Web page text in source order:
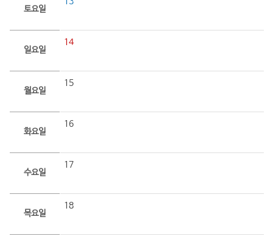
토요일
일요일
14
월요일
15
화요일
16
수요일
17
목요일
18